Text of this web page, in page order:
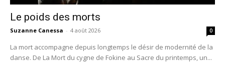
Le poids des morts
Suzanne Canessa - 4 août 2026 0
La mort accompagne depuis longtemps le désir de modernité de la
danse. De La Mort du cygne de Fokine au Sacre du printemps, un...